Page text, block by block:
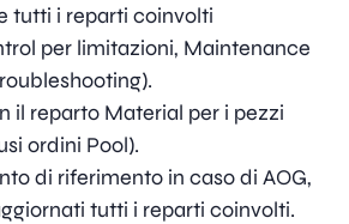
tutti i reparti coinvolti
per limitazioni, Maintenance
il reparto Material per i pezzi
ordini Pool).
di riferimento in caso di AOG,
tutti i reparti coinvolti.